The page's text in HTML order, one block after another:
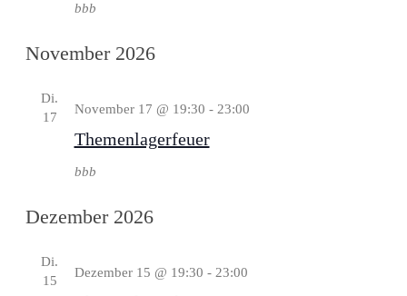
bbb
November 2026
Di.
17
Themenlagerfeuer
November 17 @ 19:30 - 23:00
bbb
Dezember 2026
Di.
15
Dezember 15 @ 19:30 - 23:00